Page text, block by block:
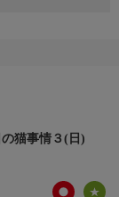
猫事情３(日)